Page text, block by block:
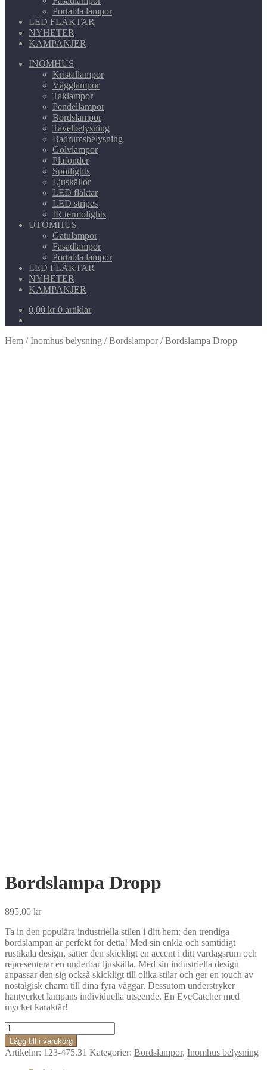
Portabla lampor
LED FLÄKTAR
NYHETER
KAMPANJER
INOMHUS
Kristallampor
Vägglampor
Taklampor
Pendellampor
Bordslampor
Tavelbelysning
Badrumsbelysning
Golvlampor
Plafonder
Spotlights
Ljuskällor
LED fläktar
LED stripes
IR termolights
UTOMHUS
Gatulampor
Fasadlampor
Portabla lampor
LED FLÄKTAR
NYHETER
KAMPANJER
0,00 kr 0 artiklar
Hem /Inomhus belysning /Bordslampor/Bordslampa Dropp
Bordslampa Dropp
895,00 kr
Ta in den populära industriella stilen i ditt hem: den trendiga
bordslampan är perfekt för detta! Med sin enkla och samtidigt
rustikala design, sätter den skickligt en accent i ditt vardagsrum och
representerar en underbar ljuskälla. Med sin industriella design
anpassar den sig också skickligt till olika stilar och ger en touch av
nostalgisk charm till dina fyra väggar. Dessutom understryker
hantverket lampans individuella utseende. En EyeCatcher med
mycket karaktär!
Bordslampa
Dropp
mängd
Lägg till i varukorg
Artikelnr: 123-475.31 Kategorier: Bordslampor, Inomhus belysning